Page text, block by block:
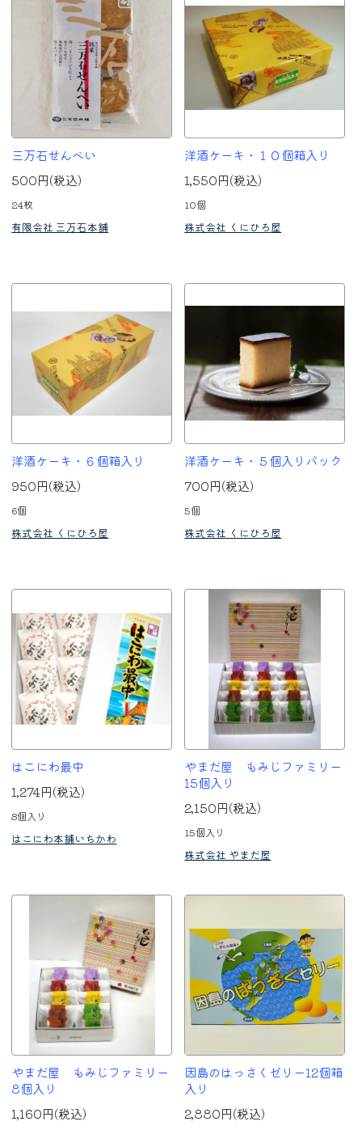
三万石せんべい
500円(税込)
24枚
有限会社 三万石本舗
洋酒ケーキ・１０個箱入り
1,550円(税込)
10個
株式会社 くにひろ屋
洋酒ケーキ・６個箱入り
950円(税込)
6個
株式会社 くにひろ屋
洋酒ケーキ・５個入りパック
700円(税込)
5個
株式会社 くにひろ屋
はこにわ最中
1,274円(税込)
8個入り
はこにわ本舗いちかわ
やまだ屋 もみじファミリー
15個入り
2,150円(税込)
15個入り
株式会社 やまだ屋
やまだ屋 もみじファミリー
8個入り
1,160円(税込)
因島のはっさくゼリー12個箱
入り
2,880円(税込)